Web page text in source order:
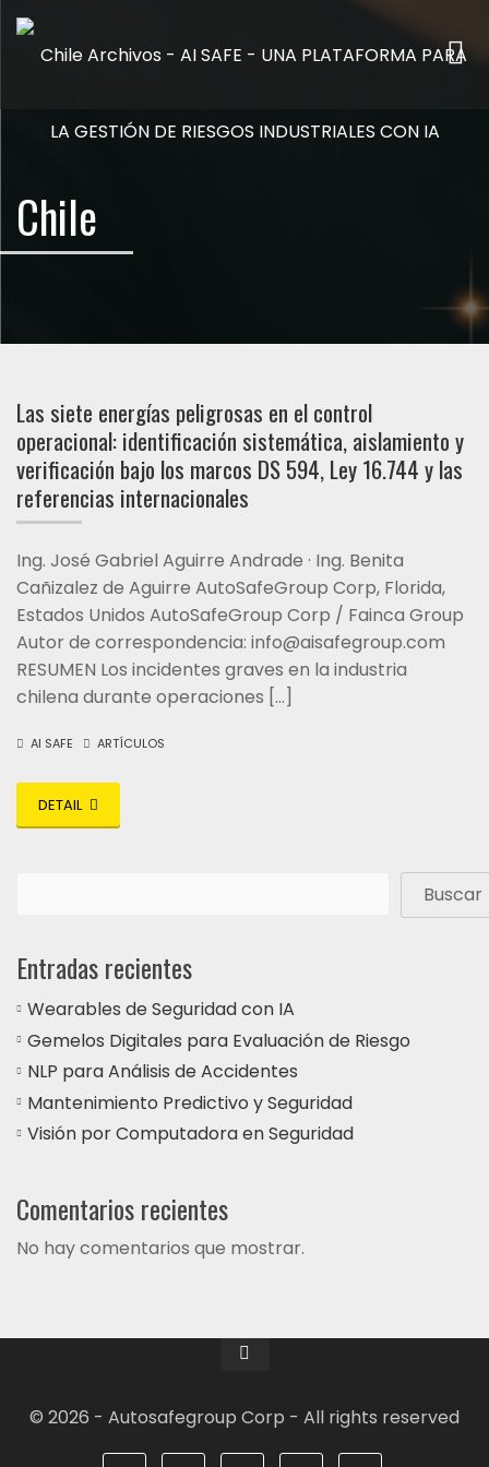
Chile
Las siete energías peligrosas en el control
operacional: identificación sistemática, aislamiento y
verificación bajo los marcos DS 594, Ley 16.744 y las
referencias internacionales
Ing. José Gabriel Aguirre Andrade · Ing. Benita
Cañizalez de Aguirre AutoSafeGroup Corp, Florida,
Estados Unidos AutoSafeGroup Corp / Fainca Group
Autor de correspondencia: info@aisafegroup.com
RESUMEN Los incidentes graves en la industria
chilena durante operaciones […]
AI SAFE ARTÍCULOS
DETAIL
Buscar
Entradas recientes
Wearables de Seguridad con IA
Gemelos Digitales para Evaluación de Riesgo
NLP para Análisis de Accidentes
Mantenimiento Predictivo y Seguridad
Visión por Computadora en Seguridad
Comentarios recientes
No hay comentarios que mostrar.
© 2026 - Autosafegroup Corp - All rights reserved